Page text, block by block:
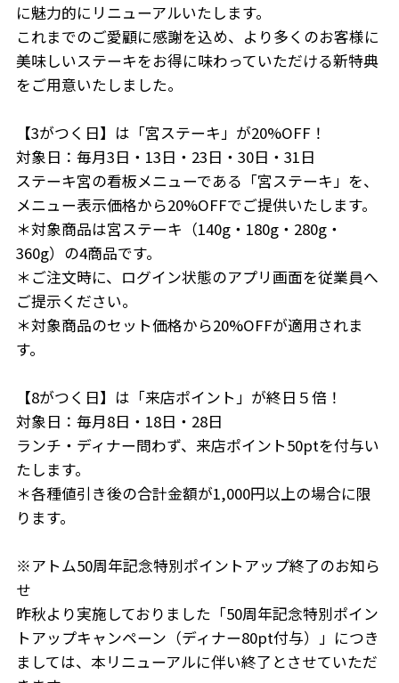
に魅力的にリニューアルいたします。
これまでのご愛顧に感謝を込め、より多くのお客様に
美味しいステーキをお得に味わっていただける新特典
をご用意いたしました。
【3がつく日】は「宮ステーキ」が20%OFF！
対象日：毎月3日・13日・23日・30日・31日
ステーキ宮の看板メニューである「宮ステーキ」を、
メニュー表示価格から20%OFFでご提供いたします。
＊対象商品は宮ステーキ（140g・180g・280g・
360g）の4商品です。
＊ご注文時に、ログイン状態のアプリ画面を従業員へ
ご提示ください。
＊対象商品のセット価格から20%OFFが適用されま
す。
【8がつく日】は「来店ポイント」が終日５倍！
対象日：毎月8日・18日・28日
ランチ・ディナー問わず、来店ポイント50ptを付与い
たします。
＊各種値引き後の合計金額が1,000円以上の場合に限
ります。
※アトム50周年記念特別ポイントアップ終了のお知ら
せ
昨秋より実施しておりました「50周年記念特別ポイン
トアップキャンペーン（ディナー80pt付与）」につき
ましては、本リニューアルに伴い終了とさせていただ